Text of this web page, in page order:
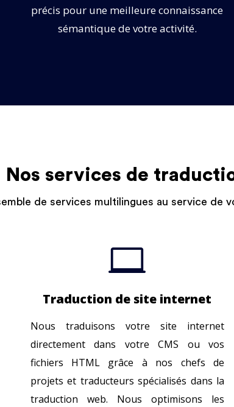
précis pour une meilleure connaissance
sémantique de votre activité.
Nos services de
de services multilingues au service de

Traduction de site internet
Nous traduisons votre site internet
directement dans votre CMS ou vos
fichiers HTML grâce à nos chefs de
projets et traducteurs spécialisés dans la
traduction web. Nous optimisons les